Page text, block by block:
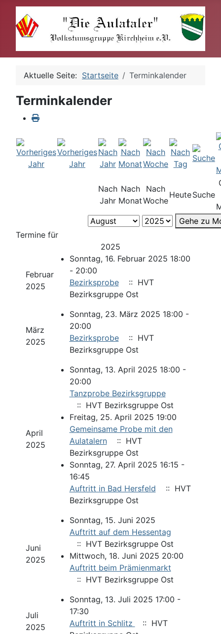
Aktuelle Seite: Startseite Terminkalender
Terminkalender
Nach
Jahr
Nach
Monat
Nach
Woche
HeuteSuche
Gehe zu
Termine für
2025
Februar
2025
Sonntag, 16. Februar 2025 18:00
- 20:00
Bezirksprobe
:: HVT
Bezirksgruppe Ost
März
2025
Sonntag, 23. März 2025 18:00 -
20:00
Bezirksprobe
:: HVT
Bezirksgruppe Ost
April
2025
Sonntag, 13. April 2025 18:00 -
20:00
Tanzprobe Bezirksgruppe
:: HVT Bezirksgruppe Ost
Freitag, 25. April 2025 19:00
Gemeinsame Probe mit den
Aulatalern
:: HVT
Bezirksgruppe Ost
Sonntag, 27. April 2025 16:15 -
16:45
Auftritt in Bad Hersfeld
:: HVT
Bezirksgruppe Ost
Juni
2025
Sonntag, 15. Juni 2025
Auftritt auf dem Hessentag
:: HVT Bezirksgruppe Ost
Mittwoch, 18. Juni 2025 20:00
Auftritt beim Prämienmarkt
:: HVT Bezirksgruppe Ost
Juli
2025
Sonntag, 13. Juli 2025 17:00 -
17:30
Auftritt in Schlitz
:: HVT